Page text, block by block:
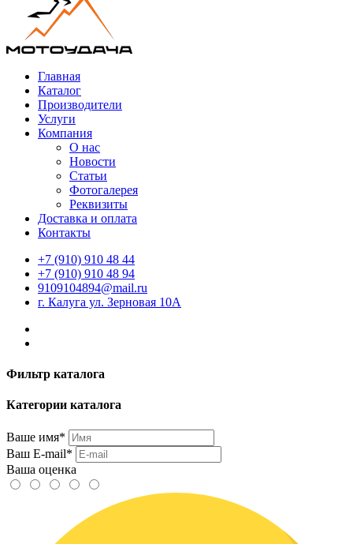
Главная
Каталог
Производители
Услуги
Компания
О нас
Новости
Статьи
Фотогалерея
Реквизиты
Доставка и оплата
Контакты
+7 (910) 910 48 44
+7 (910) 910 48 94
9109104894@mail.ru
г. Калуга ул. Зерновая 10А
Фильтр каталога
Категории каталога
Ваше имя*
Ваш E-mail*
Ваша оценка